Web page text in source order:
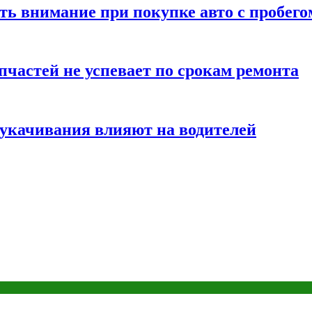
внимание при покупке авто с
не успевает по срокам ремонта
влияют на водителей